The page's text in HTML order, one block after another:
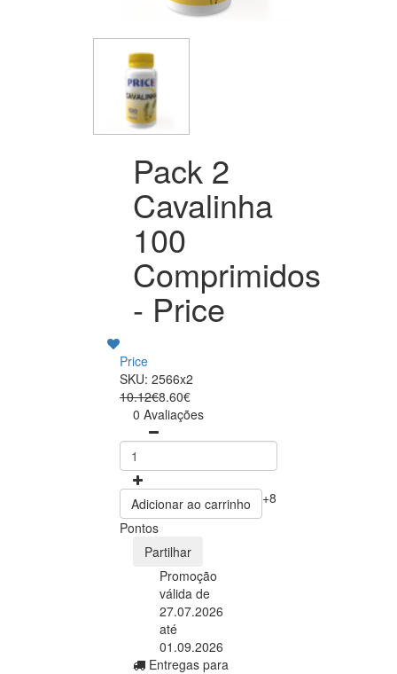
Pack 2
Cavalinha
100
Comprimidos
- Price
Price
SKU: 2566x2
10.12€8.60€
0 Avaliações
Adicionar ao carrinho
+8
Pontos
Partilhar
Promoção
válida de
27.07.2026
até
01.09.2026
Entregas para